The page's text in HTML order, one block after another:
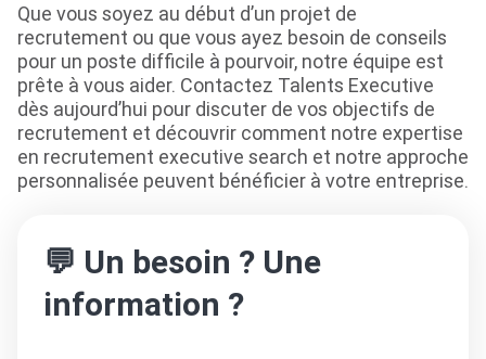
Que vous soyez au début d’un projet de
recrutement ou que vous ayez besoin de conseils
pour un poste difficile à pourvoir, notre équipe est
prête à vous aider. Contactez Talents Executive
dès aujourd’hui pour discuter de vos objectifs de
recrutement et découvrir comment notre expertise
en recrutement executive search et notre approche
personnalisée peuvent bénéficier à votre entreprise.
💬 Un besoin ? Une
information ?